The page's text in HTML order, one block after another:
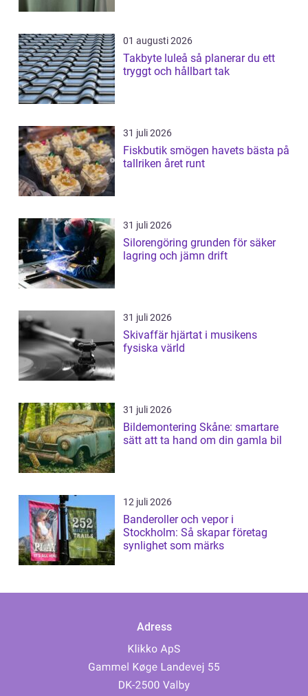
01 augusti 2026
Takbyte luleå så planerar du ett
tryggt och hållbart tak
31 juli 2026
Fiskbutik smögen havets bästa på
tallriken året runt
31 juli 2026
Silorengöring grunden för säker
lagring och jämn drift
31 juli 2026
Skivaffär hjärtat i musikens
fysiska värld
31 juli 2026
Bildemontering Skåne: smartare
sätt att ta hand om din gamla bil
12 juli 2026
Banderoller och vepor i
Stockholm: Så skapar företag
synlighet som märks
Adress